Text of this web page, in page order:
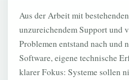
Aus der Arbeit mit
unzureichendem Support und
Problemen entstand nach und
Software, eigene technische
klarer Fokus: Systeme sollen